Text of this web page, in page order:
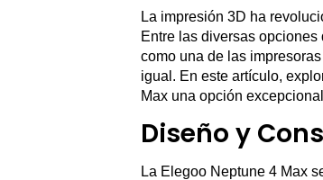
La impresión 3D ha
Entre las diversas
como una de las
igual. En este artículo,
Max una opción
Diseño y
La Elegoo Neptune 4 Max